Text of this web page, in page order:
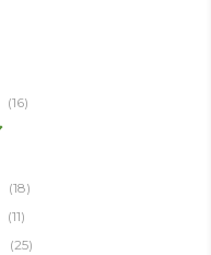
(16)
(18)
(11)
(25)